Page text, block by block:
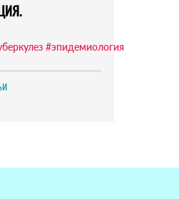
#эпидемиология